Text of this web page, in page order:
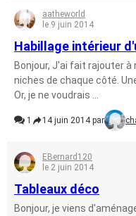
aatheworld
le 9 juin 2014
Habillage intérieur
Bonjour, J'ai fait rajouter
niches de chaque côté.
Or, je ne voudrais ...
1 14 juin 2014 par
EBernard120
le 2 juin 2014
Tableaux déco
Bonjour, je viens